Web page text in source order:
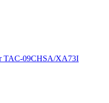
TAC-09CHSA/XA73I